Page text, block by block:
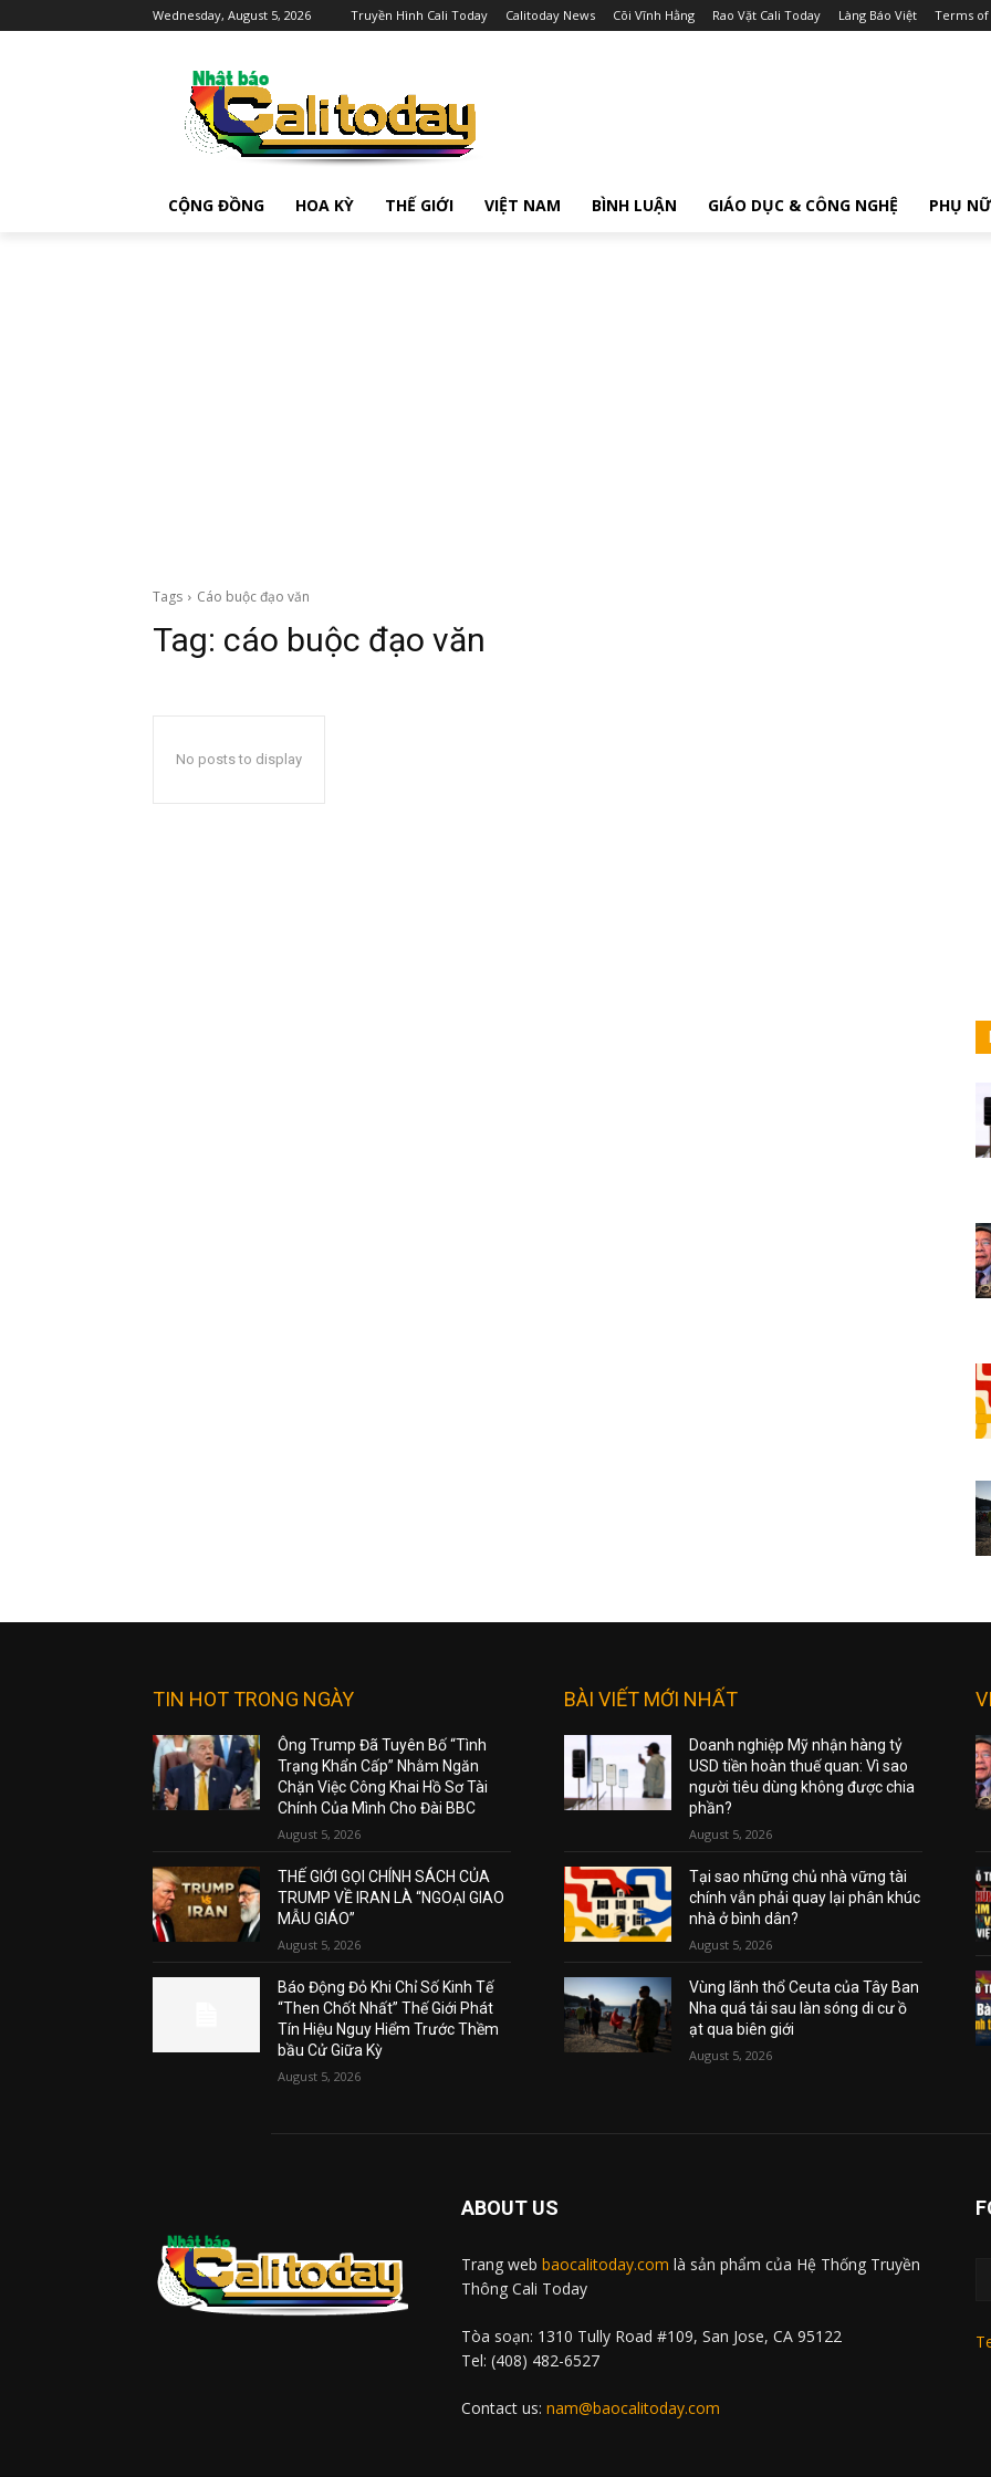
Wednesday, August 5, 2026 Truyền Hình Cali Today Calitoday News Cõi Vĩnh Hằng Rao Vặt Cali Today Làng Báo Việt Terms of
CỘNG ĐỒNG HOA KỲ THẾ GIỚI VIỆT NAM BÌNH LUẬN GIÁO DỤC & CÔNG NGHỆ PHỤ NỮ
Tags Cáo buộc đạo văn
Tag: cáo buộc đạo văn
No posts to display
TIN HOT TRONG NGÀY
Ông Trump Đã Tuyên Bố “Tình
Trạng Khẩn Cấp” Nhằm Ngăn
Chặn Việc Công Khai Hồ Sơ Tài
Chính Của Mình Cho Đài BBC
August 5, 2026
THẾ GIỚI GỌI CHÍNH SÁCH CỦA
TRUMP VỀ IRAN LÀ “NGOẠI GIAO
MẪU GIÁO”
August 5, 2026
Báo Động Đỏ Khi Chỉ Số Kinh Tế
“Then Chốt Nhất” Thế Giới Phát
Tín Hiệu Nguy Hiểm Trước Thềm
bầu Cử Giữa Kỳ
August 5, 2026
BÀI VIẾT MỚI NHẤT
Doanh nghiệp Mỹ nhận hàng tỷ
USD tiền hoàn thuế quan: Vì sao
người tiêu dùng không được chia
phần?
August 5, 2026
Tại sao những chủ nhà vững tài
chính vẫn phải quay lại phân khúc
nhà ở bình dân?
August 5, 2026
Vùng lãnh thổ Ceuta của Tây Ban
Nha quá tải sau làn sóng di cư ồ
ạt qua biên giới
August 5, 2026
ABOUT US
Trang web baocalitoday.com là sản phẩm của Hệ Thống Truyền
Thông Cali Today
Tòa soạn: 1310 Tully Road #109, San Jose, CA 95122
Tel: (408) 482-6527
Contact us: nam@baocalitoday.com